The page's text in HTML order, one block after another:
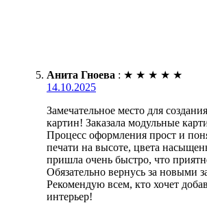
Анита Гноева : ★ ★ ★ ★ ★
14.10.2025
Замечательное место для
картин! Заказала модульные
Процесс оформления прост и
печати на высоте, цвета
пришла очень быстро, что
Обязательно вернусь за новыми
Рекомендую всем, кто хочет
интерьер!